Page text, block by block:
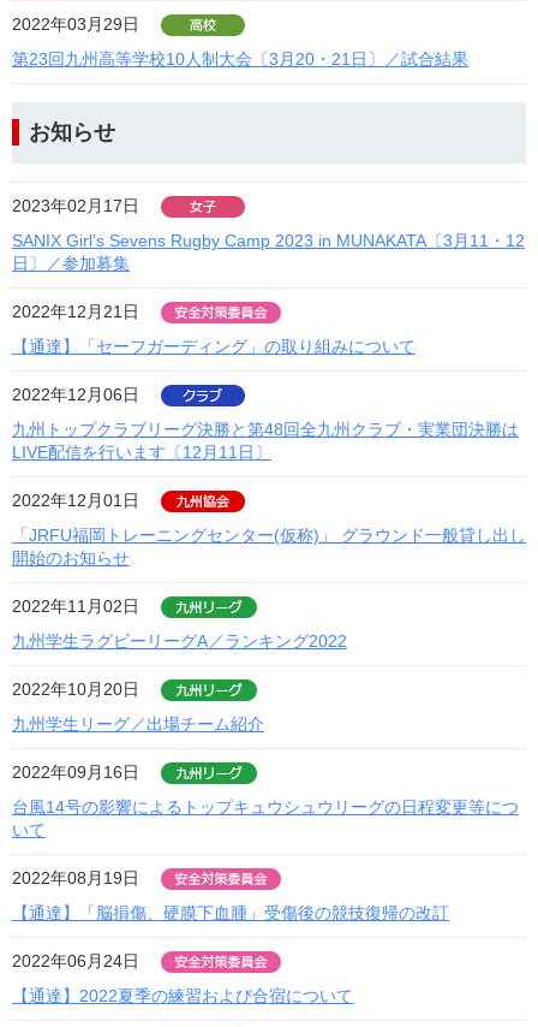
2022年03月29日
第23回九州高等学校10人制大会〔3月20・21日〕／試合結果
お知らせ
2023年02月17日
SANIX Girl's Sevens Rugby Camp 2023 in MUNAKATA〔3月11・12
日〕／参加募集
2022年12月21日
【通達】「セーフガーディング」の取り組みについて
2022年12月06日
九州トップクラブリーグ決勝と第48回全九州クラブ・実業団決勝は
LIVE配信を行います〔12月11日〕
2022年12月01日
「JRFU福岡トレーニングセンター(仮称)」 グラウンド一般貸し出し
開始のお知らせ
2022年11月02日
九州学生ラグビーリーグA／ランキング2022
2022年10月20日
九州学生リーグ／出場チーム紹介
2022年09月16日
台風14号の影響によるトップキュウシュウリーグの日程変更等につ
いて
2022年08月19日
【通達】「脳損傷、硬膜下血腫」受傷後の競技復帰の改訂
2022年06月24日
【通達】2022夏季の練習および合宿について